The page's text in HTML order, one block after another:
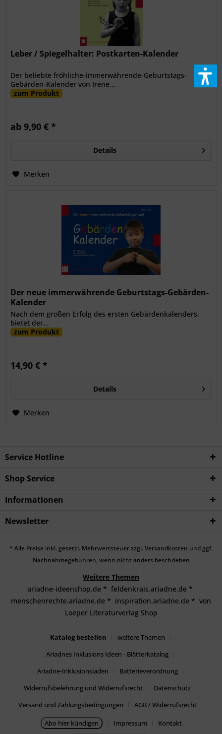
Leber / Spiegelhalter: Postkarten-Kalender
Der beliebte fröhliche-immerwährende-Geburtstags-
Gebärden-Kalender von Irene...
zum Produkt
ab 9,90 € *
Details
Merken
Der neue immerwährende Geburtstags-Gebärden-
Kalender
Nach dem großen Erfolg des ersten Gebärdenkalenders,
bietet der...
zum Produkt
14,90 € *
Details
Merken
Service Hotline
Shop Service
Informationen
Newsletter
* Alle Preise inkl. gesetzl. Mehrwertsteuer zzgl. Versandkosten und ggf.
Nachnahmegebühren, wenn nicht anders beschrieben
Weitere Themen
ariadne-ideenshop.de * feldenkrais.ariadne.de *
menschenrechte.ariadne.de * inspiration.ariadne.de * von
Loeper Literaturverlag Shop
Katalog bestellen
weitere Themen
Ariadnes Inklusions Ideen - Blätterkatalog
Ariadne-Inklusionsladen
Batterieverordnung
Widerrufsbelehrung und Widerrufsrecht
Datenschutz
Versand und Zahlungsbedingungen
AGB / Widerrufsrecht
Abo hier kündigen Impressum Kontakt